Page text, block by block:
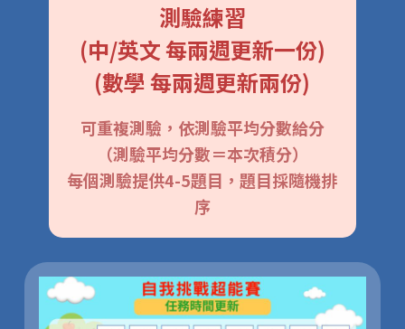
測驗練習
(中/英文 每兩週更新一份)
(數學 每兩週更新兩份)
可重複測驗，依測驗平均分數給分
（測驗平均分數＝本次積分）
每個測驗提供4-5題目，題目採隨機排
序